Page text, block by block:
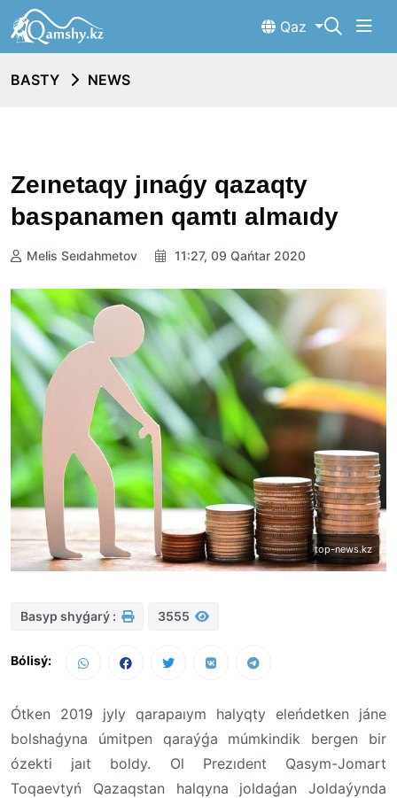
Qaz
BASTY NEWS
Zeınetaqy jınaǵy qazaqty
baspanamen qamtı almaıdy
Melis Seıdahmetov 11:27, 09 Qańtar 2020
top-news.kz
Basyp shyǵarý : 3555
Bólisý:
Ótken 2019 jyly qarapaıym halyqty eleńdetken jáne
bolshaǵyna úmitpen qaraýǵa múmkindik bergen bir
ózekti jaıt boldy. Ol Prezıdent Qasym-Jomart
Toqaevtyń Qazaqstan halqyna joldaǵan Joldaýynda